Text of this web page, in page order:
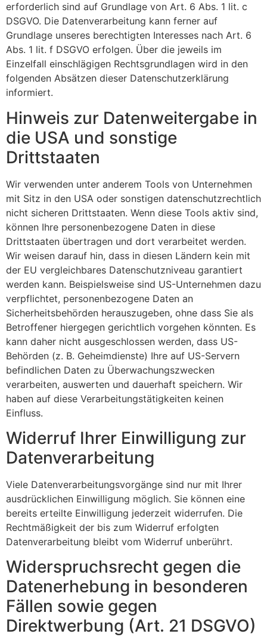
erforderlich sind auf Grundlage von Art. 6 Abs. 1 lit. c
DSGVO. Die Datenverarbeitung kann ferner auf
Grundlage unseres berechtigten Interesses nach Art. 6
Abs. 1 lit. f DSGVO erfolgen. Über die jeweils im
Einzelfall einschlägigen Rechtsgrundlagen wird in den
folgenden Absätzen dieser Datenschutzerklärung
informiert.
Hinweis zur Datenweitergabe in
die USA und sonstige
Drittstaaten
Wir verwenden unter anderem Tools von Unternehmen
mit Sitz in den USA oder sonstigen datenschutzrechtlich
nicht sicheren Drittstaaten. Wenn diese Tools aktiv sind,
können Ihre personenbezogene Daten in diese
Drittstaaten übertragen und dort verarbeitet werden.
Wir weisen darauf hin, dass in diesen Ländern kein mit
der EU vergleichbares Datenschutzniveau garantiert
werden kann. Beispielsweise sind US-Unternehmen dazu
verpflichtet, personenbezogene Daten an
Sicherheitsbehörden herauszugeben, ohne dass Sie als
Betroffener hiergegen gerichtlich vorgehen könnten. Es
kann daher nicht ausgeschlossen werden, dass US-
Behörden (z. B. Geheimdienste) Ihre auf US-Servern
befindlichen Daten zu Überwachungszwecken
verarbeiten, auswerten und dauerhaft speichern. Wir
haben auf diese Verarbeitungstätigkeiten keinen
Einfluss.
Widerruf Ihrer Einwilligung zur
Datenverarbeitung
Viele Datenverarbeitungsvorgänge sind nur mit Ihrer
ausdrücklichen Einwilligung möglich. Sie können eine
bereits erteilte Einwilligung jederzeit widerrufen. Die
Rechtmäßigkeit der bis zum Widerruf erfolgten
Datenverarbeitung bleibt vom Widerruf unberührt.
Widerspruchsrecht gegen die
Datenerhebung in besonderen
Fällen sowie gegen
Direktwerbung (Art. 21 DSGVO)